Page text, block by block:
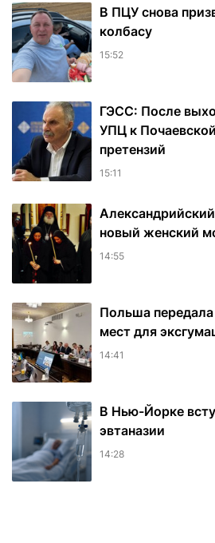
В ПЦУ снова
колбасу
15:52
ГЭСС: После
УПЦ к
претензий
15:11
новый женский
14:55
Польша
мест для
14:41
В Нью-Йорке
эвтаназии
14:28